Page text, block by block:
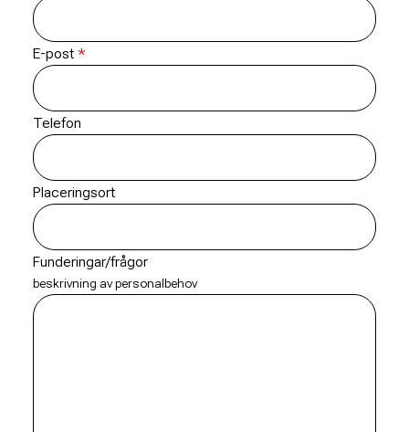
E-post
Telefon
Placeringsort
Funderingar/frågor
beskrivning av personalbehov